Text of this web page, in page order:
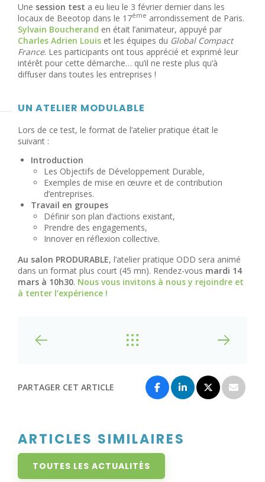
Une session test a eu lieu le 3 février dernier dans les
locaux de Beeotop dans le 17ème arrondissement de Paris.
Sylvain Boucherand en était l’animateur, appuyé par
Charles Adrien Louis et les équipes du Global Compact
France. Les participants ont tous apprécié et exprimé leur
intérêt pour cette démarche… qu’il ne reste plus qu’à
diffuser dans toutes les entreprises !
UN ATELIER MODULABLE
Lors de ce test, le format de l’atelier pratique était le
suivant :
Introduction
Les Objectifs de Développement Durable,
Exemples de mise en œuvre et de contribution
d’entreprises.
Travail en groupes
Définir son plan d’actions existant,
Prendre des engagements,
Innover en réflexion collective.
Au salon PRODURABLE, l’atelier pratique ODD sera animé
dans un format plus court (45 mn). Rendez-vous mardi 14
mars à 10h30. Nous vous invitons à nous y rejoindre et
à tenter l’expérience !
PARTAGER CET ARTICLE
ARTICLES SIMILAIRES
TOUTES LES ACTUALITÉS